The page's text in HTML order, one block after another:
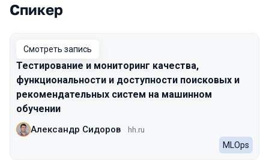
Выступления в сезоне 2022 Autumn
Спикер
Смотреть запись
Тестирование и мониторинг качества,
функциональности и доступности поисковых и
рекомендательных систем на машинном
обучении
Александр Сидоров hh.ru
MLOps